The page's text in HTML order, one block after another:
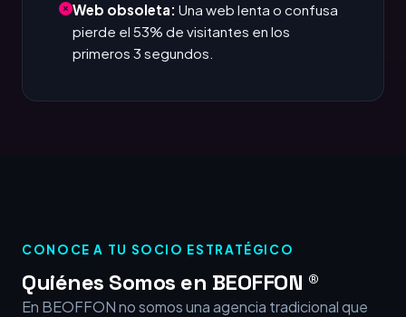
Web obsoleta: Una web lenta o confusa
pierde el 53% de visitantes en los
primeros 3 segundos.
CONOCE A TU SOCIO ESTRATÉGICO
Quiénes Somos en BEOFFON ®
En BEOFFON no somos una agencia tradicional que